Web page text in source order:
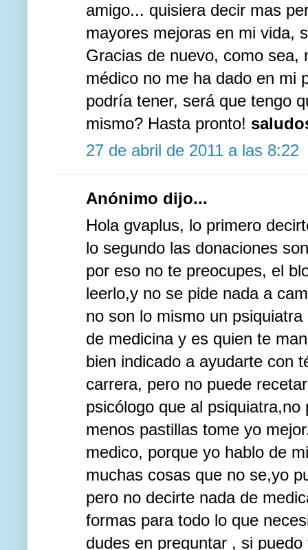
amigo... quisiera decir mas
mayores mejoras en mi vida,
Gracias de nuevo, como sea,
médico no me ha dado en mi
podría tener, será que tengo
mismo? Hasta pronto!
27 de abril de 2011 a las 8:22
Anónimo dijo...
Hola gvaplus, lo primero
lo segundo las donaciones
por eso no te preocupes, el
leerlo,y no se pide nada a
no son lo mismo un
de medicina y es quien te
bien indicado a ayudarte con
carrera, pero no puede
psicólogo que al
menos pastillas tome yo
medico, porque yo hablo de
muchas cosas que no se,yo
pero no decirte nada de
formas para todo lo que
dudes en preguntar , si